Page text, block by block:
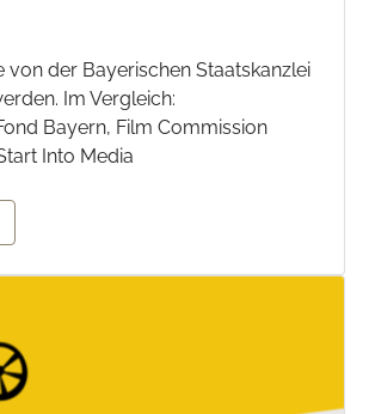
von der Bayerischen Staatskanzlei
Im Vergleich:
Bayern, Film Commission
Into Media